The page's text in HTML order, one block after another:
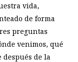
vida,
de forma
preguntas
venimos, qué
después de la